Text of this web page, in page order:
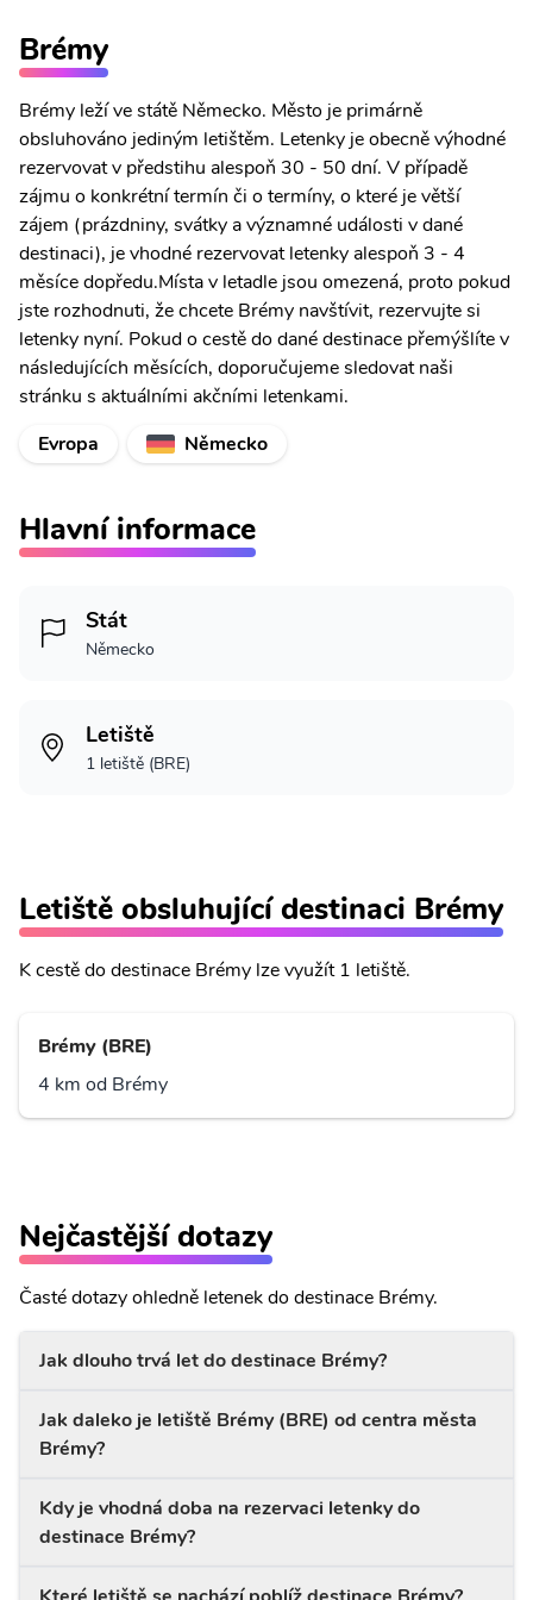
Brémy
Brémy leží ve státě Německo. Město je primárně
obsluhováno jediným letištěm. Letenky je obecně výhodné
rezervovat v předstihu alespoň 30 - 50 dní. V případě
zájmu o konkrétní termín či o termíny, o které je větší
zájem (prázdniny, svátky a významné události v dané
destinaci), je vhodné rezervovat letenky alespoň 3 - 4
měsíce dopředu.Místa v letadle jsou omezená, proto pokud
jste rozhodnuti, že chcete Brémy navštívit, rezervujte si
letenky nyní. Pokud o cestě do dané destinace přemýšlíte v
následujících měsících, doporučujeme sledovat naši
stránku s aktuálními akčními letenkami.
Evropa
Německo
Hlavní informace
Stát
Německo
Letiště
1 letiště (BRE)
Letiště obsluhující destinaci Brémy
K cestě do destinace Brémy lze využít 1 letiště.
Brémy (BRE)
4 km od Brémy
Nejčastější dotazy
Časté dotazy ohledně letenek do destinace Brémy.
Jak dlouho trvá let do destinace Brémy?
Jak daleko je letiště Brémy (BRE) od centra města
Brémy?
Kdy je vhodná doba na rezervaci letenky do
destinace Brémy?